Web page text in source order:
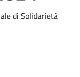
di Solidarietà